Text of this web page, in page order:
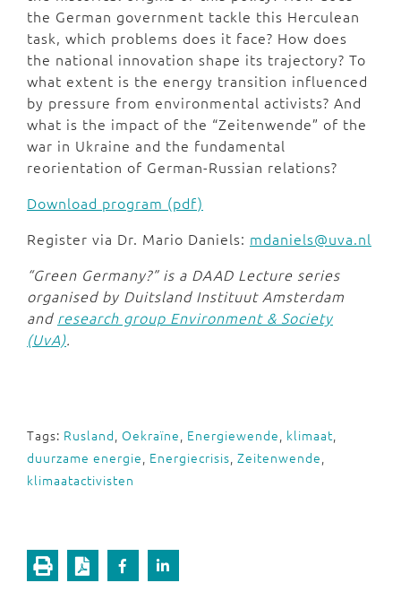
the German government tackle this Herculean
task, which problems does it face? How does
the national innovation shape its trajectory? To
what extent is the energy transition influenced
by pressure from environmental activists? And
what is the impact of the “Zeitenwende” of the
war in Ukraine and the fundamental
reorientation of German-Russian relations?
Download program (pdf)
Register via Dr. Mario Daniels: mdaniels@uva.nl
“Green Germany?” is a DAAD Lecture series
organised by Duitsland Instituut Amsterdam
and research group Environment & Society
(UvA).
Tags: Rusland, Oekraïne, Energiewende, klimaat,
duurzame energie, Energiecrisis, Zeitenwende,
klimaatactivisten